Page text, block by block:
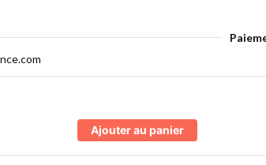
Ajouter au panier